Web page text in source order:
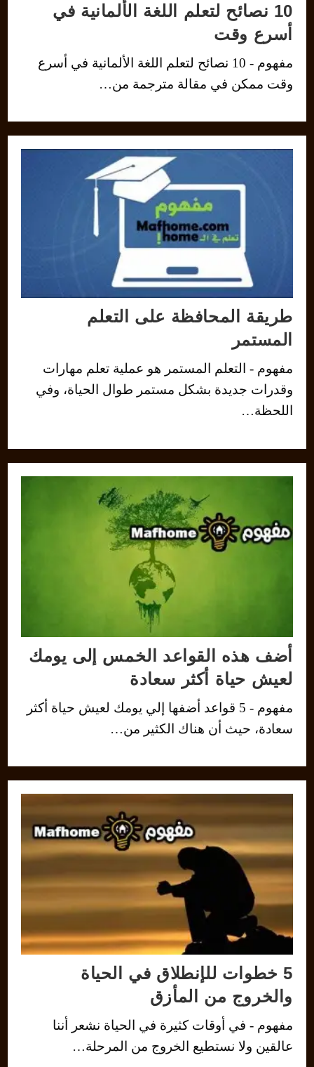
10 نصائح لتعلم اللغة الألمانية في
أسرع وقت
مفهوم - 10 نصائح لتعلم اللغة الألمانية في أسرع
وقت ممكن في مقالة مترجمة من…
طريقة المحافظة على التعلم
المستمر
مفهوم - التعلم المستمر هو عملية تعلم مهارات
وقدرات جديدة بشكل مستمر طوال الحياة، وفي
اللحظة…
أضف هذه القواعد الخمس إلى يومك
لعيش حياة أكثر سعادة
مفهوم - 5 قواعد أضفها إلي يومك لعيش حياة أكثر
سعادة، حيث أن هناك الكثير من…
5 خطوات للإنطلاق في الحياة
والخروج من المأزق
مفهوم - في أوقات كثيرة في الحياة نشعر أننا
عالقين ولا نستطيع الخروج من المرحلة…